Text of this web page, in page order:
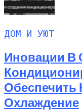
ДОМ И УЮТ
Иновации В
Охлаждение